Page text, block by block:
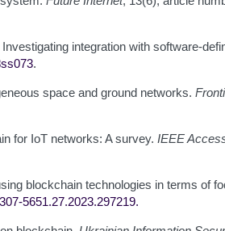
integration with software-
.
space and ground networks.
for IoT networks: A survey. IEEE
blockchain technologies in terms of
5651.27.2023.297219.